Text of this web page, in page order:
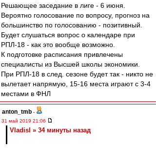
Решающее заседание в лиге - 6 июня.
Вероятно голосование по вопросу, прогноз на
большинство по голосованию - позитивный.
Будет слушаться вопрос о календаре при
РПЛ-18 - как это вообще возможно.
К подготовке расписания привлечены
специалисты из Высшей школы экономики.
При РПЛ-18 в след. сезоне будет так - никто не
вылетает напрямую, 15-16 места играют с 3-4
местами в ФНЛ
anton_tmb -
31 май 2019 21:06
Vladisl » 34 минуты назад